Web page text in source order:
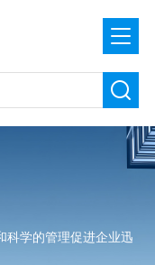
科学的管理促进企业迅